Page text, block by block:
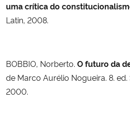
Planalto
uma crítica do
Latin, 2008.
BOBBIO, Norberto. O futuro da
de Marco Aurélio Nogueira. 8. ed.
2000.